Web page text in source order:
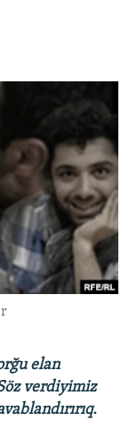
elan
verdiyimiz